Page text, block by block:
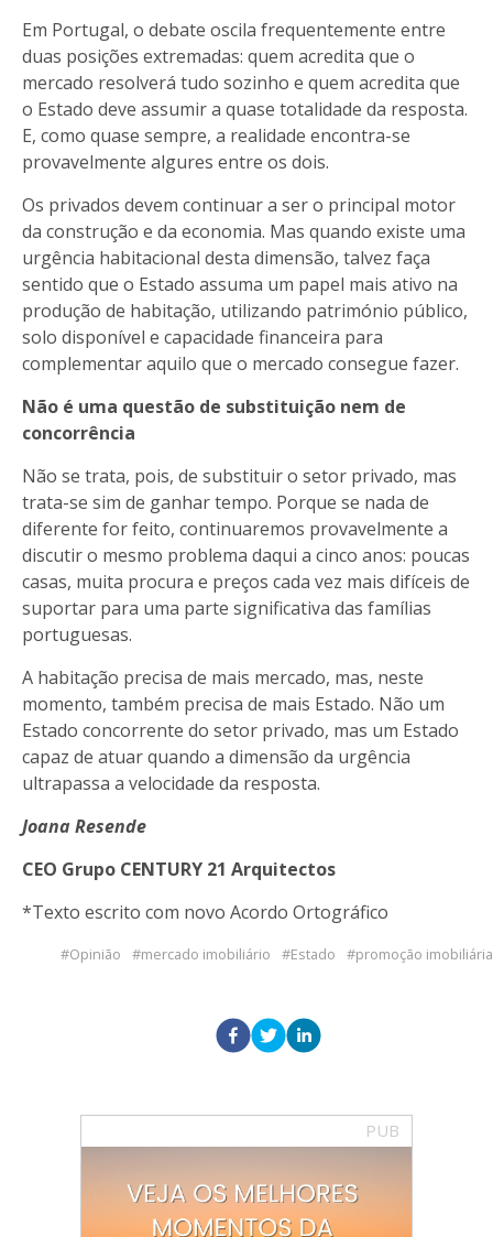
Em Portugal, o debate oscila frequentemente entre
duas posições extremadas: quem acredita que o
mercado resolverá tudo sozinho e quem acredita que
o Estado deve assumir a quase totalidade da resposta.
E, como quase sempre, a realidade encontra-se
provavelmente algures entre os dois.
Os privados devem continuar a ser o principal motor
da construção e da economia. Mas quando existe uma
urgência habitacional desta dimensão, talvez faça
sentido que o Estado assuma um papel mais ativo na
produção de habitação, utilizando património público,
solo disponível e capacidade financeira para
complementar aquilo que o mercado consegue fazer.
Não é uma questão de substituição nem de
concorrência
Não se trata, pois, de substituir o setor privado, mas
trata-se sim de ganhar tempo. Porque se nada de
diferente for feito, continuaremos provavelmente a
discutir o mesmo problema daqui a cinco anos: poucas
casas, muita procura e preços cada vez mais difíceis de
suportar para uma parte significativa das famílias
portuguesas.
A habitação precisa de mais mercado, mas, neste
momento, também precisa de mais Estado. Não um
Estado concorrente do setor privado, mas um Estado
capaz de atuar quando a dimensão da urgência
ultrapassa a velocidade da resposta.
Joana Resende
CEO Grupo CENTURY 21 Arquitectos
*Texto escrito com novo Acordo Ortográfico
Opinião mercado imobiliário Estado promoção imobiliária
PUB